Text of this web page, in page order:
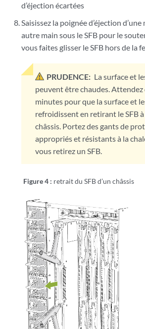
d’éjection écartées
Saisissez la poignée d’éjection
autre main sous le SFB pour le
vous faites glisser le SFB hors de la
PRUDENCE: La surface et
peuvent être chaudes. Attendez
minutes pour que la surface et
refroidissent en retirant le SFB
châssis. Portez des gants de
appropriés et résistants à la
vous retirez un SFB.
Figure 4 : retrait du SFB d’un châssis